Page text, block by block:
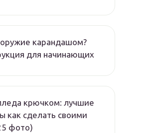
оружие карандашом?
для начинающих
крючком: лучшие
как сделать своими
фото)